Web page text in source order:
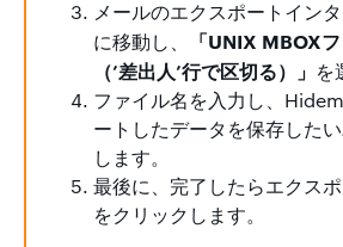
メールのエクスポートイン
に移動し、
「UNIX MBOX
（’差出人’行で区切る）」 を
ファイル名を入力し、
ートしたデータを保存した
します。
最後に、完了したらエクス
をクリックします。